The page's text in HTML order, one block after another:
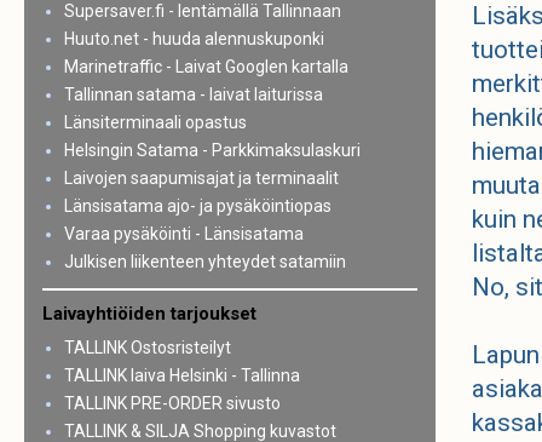
kuin
No,
Supersaver.fi - lentämällä Tallinnaan
Huuto.net - huuda alennuskuponki
Marinetraffic - Laivat Googlen kartalla
Tallinnan satama - laivat laiturissa
Länsiterminaali opastus
Helsingin Satama - Parkkimaksulaskuri
Laivojen saapumisajat ja terminaalit
Länsisatama ajo- ja pysäköintiopas
Varaa pysäköinti - Länsisatama
Julkisen liikenteen yhteydet satamiin
Laivayhtiöiden tarjoukset
TALLINK Ostosristeilyt
TALLINK laiva Helsinki - Tallinna
TALLINK PRE-ORDER sivusto
TALLINK & SILJA Shopping kuvastot